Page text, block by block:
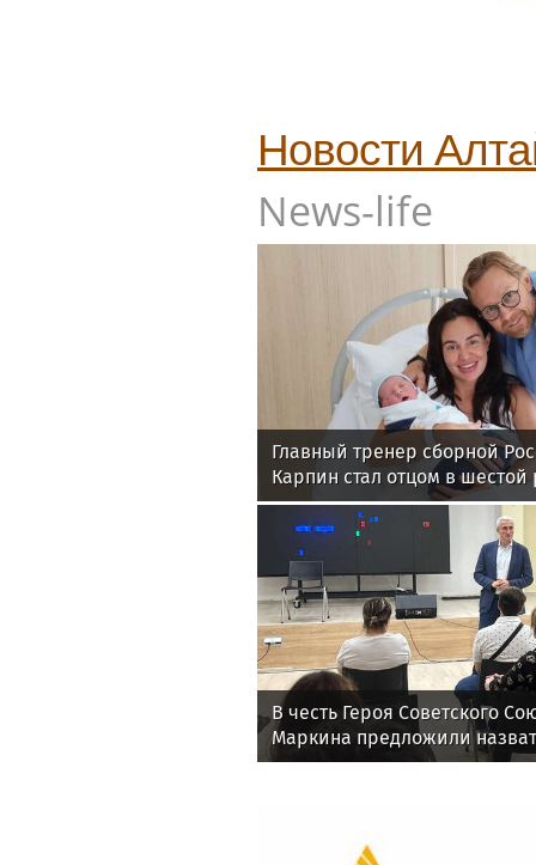
Новости
News-life
Главный тренер сборной
Карпин стал отцом в шестой
В честь Героя Советского
Маркина предложили
районе Братеево